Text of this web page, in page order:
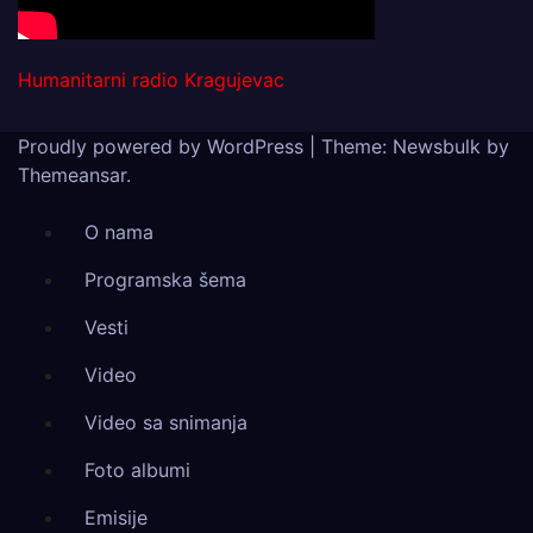
Humanitarni radio Kragujevac
Proudly powered by WordPress Theme: Newsbulk by
Themeansar.
O nama
Programska šema
Vesti
Video
Video sa snimanja
Foto albumi
Emisije